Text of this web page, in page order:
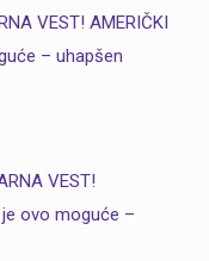
VEST! AMERIČKI
– uhapšen
VEST!
je ovo moguće –